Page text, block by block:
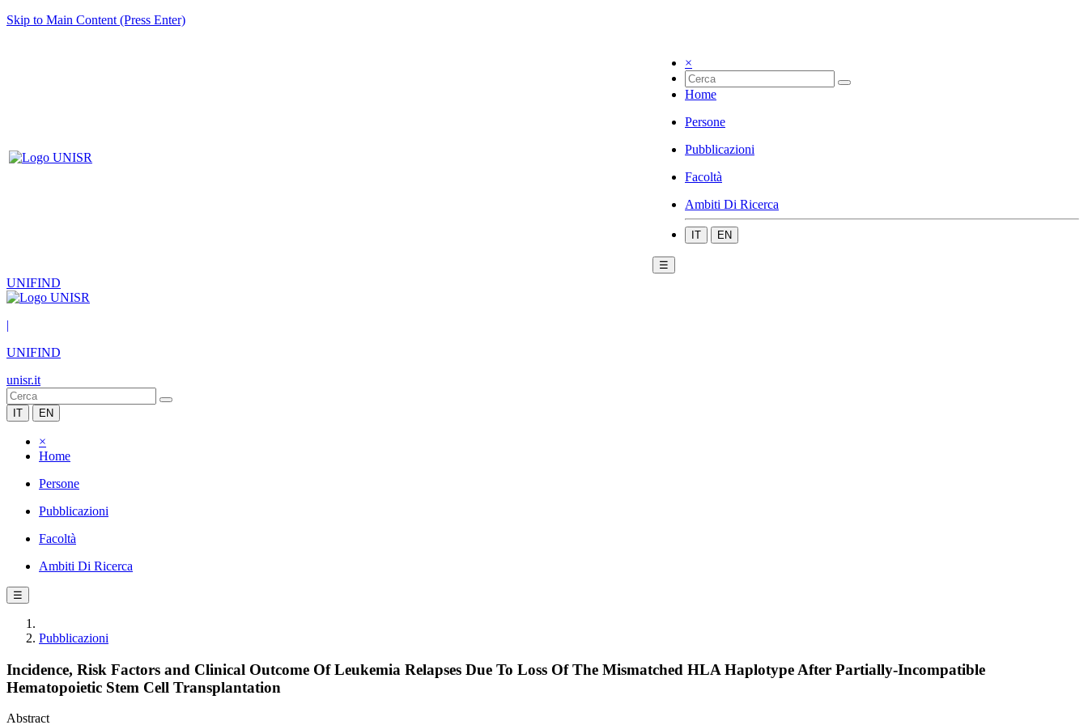
Skip to Main Content (Press Enter)
×
Home
Persone
Pubblicazioni
Facoltà
Ambiti Di Ricerca
IT EN
☰
UNIFIND
|
UNIFIND
unisr.it
IT EN
×
Home
Persone
Pubblicazioni
Facoltà
Ambiti Di Ricerca
☰
Pubblicazioni
Incidence, Risk Factors and Clinical Outcome Of Leukemia Relapses Due To Loss Of The Mismatched HLA Haplotype After Partially-Incompatible
Hematopoietic Stem Cell Transplantation
Abstract